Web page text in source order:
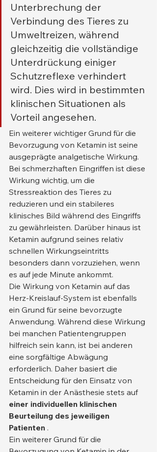
Unterbrechung der
Verbindung des Tieres zu
Umweltreizen, während
gleichzeitig die vollständige
Unterdrückung einiger
Schutzreflexe verhindert
wird. Dies wird in bestimmten
klinischen Situationen als
Vorteil angesehen.
Ein weiterer wichtiger Grund für die
Bevorzugung von Ketamin ist seine
ausgeprägte analgetische Wirkung.
Bei schmerzhaften Eingriffen ist diese
Wirkung wichtig, um die
Stressreaktion des Tieres zu
reduzieren und ein stabileres
klinisches Bild während des Eingriffs
zu gewährleisten. Darüber hinaus ist
Ketamin aufgrund seines relativ
schnellen Wirkungseintritts
besonders dann vorzuziehen, wenn
es auf jede Minute ankommt.
Die Wirkung von Ketamin auf das
Herz-Kreislauf-System ist ebenfalls
ein Grund für seine bevorzugte
Anwendung. Während diese Wirkung
bei manchen Patientengruppen
hilfreich sein kann, ist bei anderen
eine sorgfältige Abwägung
erforderlich. Daher basiert die
Entscheidung für den Einsatz von
Ketamin in der Anästhesie stets auf
einer individuellen klinischen
Beurteilung des jeweiligen
Patienten .
Ein weiterer Grund für die